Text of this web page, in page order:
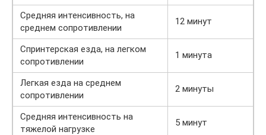
Средняя интенсивность, на
среднем сопротивлении
12 минут
Спринтерская езда, на легком
сопротивлении
1 минута
Легкая езда на среднем
сопротивлении
2 минуты
Средняя интенсивность на
тяжелой нагрузке
5 минут